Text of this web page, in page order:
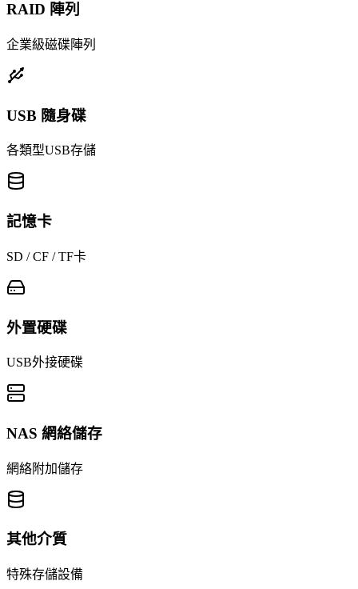
RAID 陣列
企業級磁碟陣列
USB 隨身碟
各類型USB存儲
記憶卡
SD / CF / TF卡
外置硬碟
USB外接硬碟
NAS 網絡儲存
網絡附加儲存
其他介質
特殊存儲設備